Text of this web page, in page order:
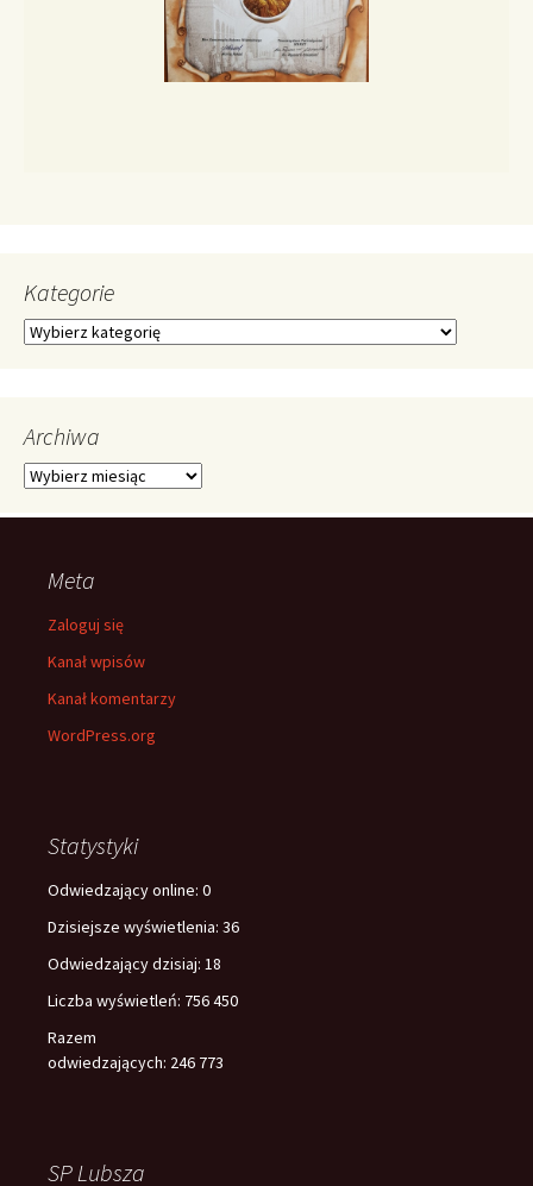
Kategorie
Kategorie
Archiwa
Archiwa
Meta
Zaloguj się
Kanał wpisów
Kanał komentarzy
WordPress.org
Statystyki
Odwiedzający online: 0
Dzisiejsze wyświetlenia: 36
Odwiedzający dzisiaj: 18
Liczba wyświetleń: 756 450
Razem
odwiedzających: 246 773
SP Lubsza